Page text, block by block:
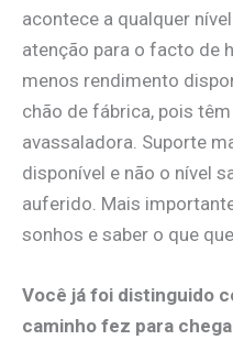
acontece a qualquer
atenção para o facto de
menos rendimento
chão de fábrica, pois
avassaladora. Suporte
disponível e não o nível
auferido. Mais
sonhos e saber o que
Você já foi distinguido
caminho fez para